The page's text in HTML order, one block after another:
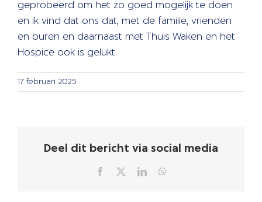
geprobeerd om het zo goed mogelijk te doen
en ik vind dat ons dat, met de familie, vrienden
en buren en daarnaast met Thuis Waken en het
Hospice ook is gelukt.
17 februari 2025
Deel dit bericht via social media
Facebook LinkedIn